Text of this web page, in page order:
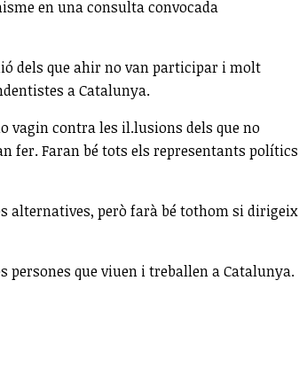
en una consulta convocada
dels que ahir no van participar i molt
a Catalunya.
vagin contra les il.lusions dels que no
fer. Faran bé tots els representants polítics
alternatives, però farà bé tothom si dirigeix
persones que viuen i treballen a Catalunya.